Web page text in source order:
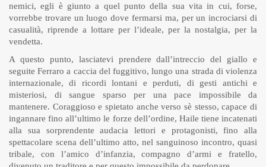
nemici, egli è giunto a quel punto della sua vita in cui, forse,
vorrebbe trovare un luogo dove fermarsi ma, per un incrociarsi di
casualità, riprende a lottare per l’ideale, per la nostalgia, per la
vendetta.
A questo punto, lasciatevi prendere dall’intreccio del giallo e
seguite Ferraro a caccia del fuggitivo, lungo una strada di violenza
internazionale, di ricordi lontani e perduti, di gesti antichi e
misteriosi, di sangue sparso per una pace impossibile da
mantenere. Coraggioso e spietato anche verso sè stesso, capace di
ingannare fino all’ultimo le forze dell’ordine, Haile tiene incatenati
alla sua sorprendente audacia lettori e protagonisti, fino alla
spettacolare scena dell’ultimo atto, nel sanguinoso incontro, quasi
tribale, con l’amico d’infanzia, compagno d’armi e fratello,